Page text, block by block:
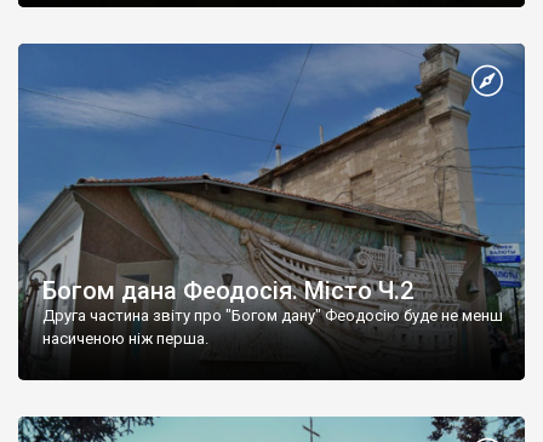
Богом дана Феодосія. Місто Ч.2
Друга частина звіту про "Богом дану" Феодосію буде не менш
насиченою ніж перша.